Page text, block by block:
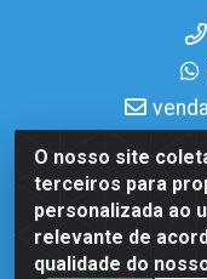
O nosso site
terceiros para
personalizada ao
relevante de
qualidade do
Casa Norte LTDA
Dix-Sept